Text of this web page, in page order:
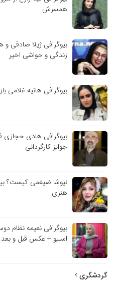
همسرش
بیوگرافی ژیلا
زندگی و حواشی اخیر
بیوگرافی هانیه غلامی
بیوگرافی هادی حجازی
جوایز کارگردانی
نیوشا ضیغمی کیست؟
هنری
بیوگرافی نعیمه نظام
اسلیو + عکس قبل و بعد
گردشگری